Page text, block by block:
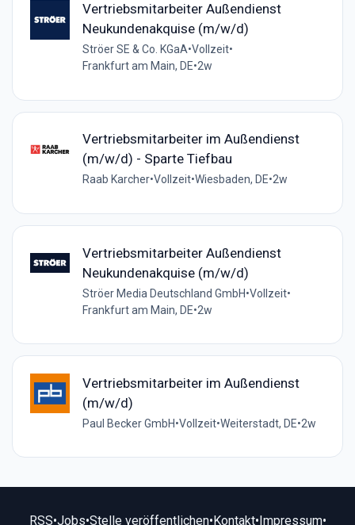
Vertriebsmitarbeiter Außendienst
Neukundenakquise (m/w/d)
Ströer SE & Co. KGaA•Vollzeit•
Frankfurt am Main, DE•2w
Vertriebsmitarbeiter im Außendienst
(m/w/d) - Sparte Tiefbau
Raab Karcher•Vollzeit•Wiesbaden, DE•2w
Vertriebsmitarbeiter Außendienst
Neukundenakquise (m/w/d)
Ströer Media Deutschland GmbH•Vollzeit•
Frankfurt am Main, DE•2w
Vertriebsmitarbeiter im Außendienst
(m/w/d)
Paul Becker GmbH•Vollzeit•Weiterstadt, DE•2w
RSS•Jobs•Stelle veröffentlichen•Kontakt•Impressum•